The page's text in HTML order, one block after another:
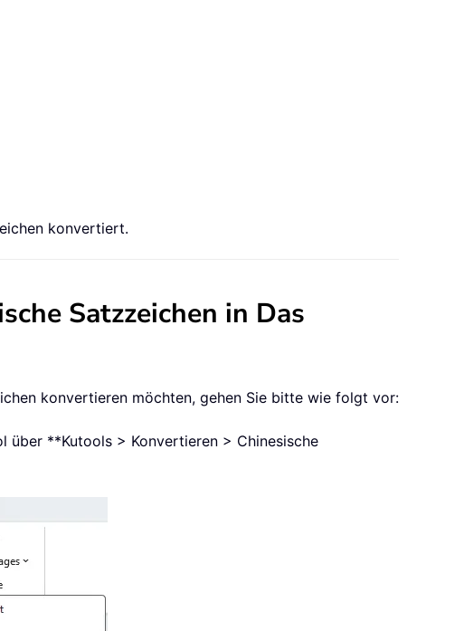
konvertiert.
Satzzeichen in Das
konvertieren möchten, gehen Sie bitte wie folgt vor:
über **Kutools > Konvertieren > Chinesische